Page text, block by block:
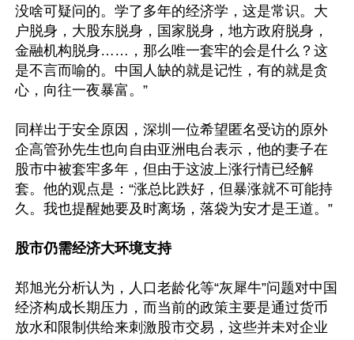
没啥可疑问的。学了多年的经济学，这是常识。大
户脱身，大股东脱身，国家脱身，地方政府脱身，
金融机构脱身……，那么唯一套牢的会是什么？这
是不言而喻的。中国人缺的就是记性，有的就是贪
心，向往一夜暴富。”
同样出于安全原因，深圳一位希望匿名受访的原外
企高管孙先生也向自由亚洲电台表示，他的妻子在
股市中被套牢多年，但由于这波上涨行情已经解
套。他的观点是：“涨总比跌好，但暴涨就不可能持
久。我也提醒她要及时离场，落袋为安才是王道。”
股市仍需经济大环境支持
郑旭光分析认为，人口老龄化等“灰犀牛”问题对中国
经济构成长期压力，而当前的政策主要是通过货币
放水和限制供给来刺激股市交易，这些并未对企业